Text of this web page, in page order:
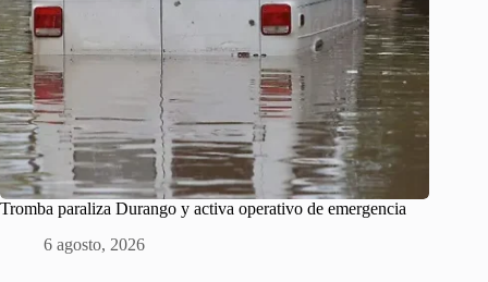
Tromba paraliza Durango y activa operativo de emergencia
6 agosto, 2026